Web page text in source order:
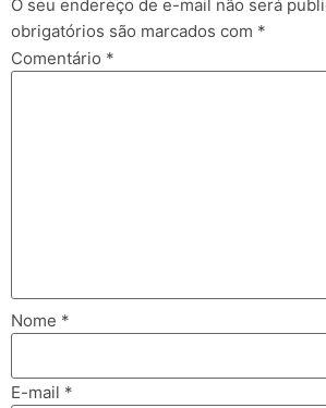
O seu endereço de e-mail não será
obrigatórios são marcados com *
Comentário *
Nome *
E-mail *